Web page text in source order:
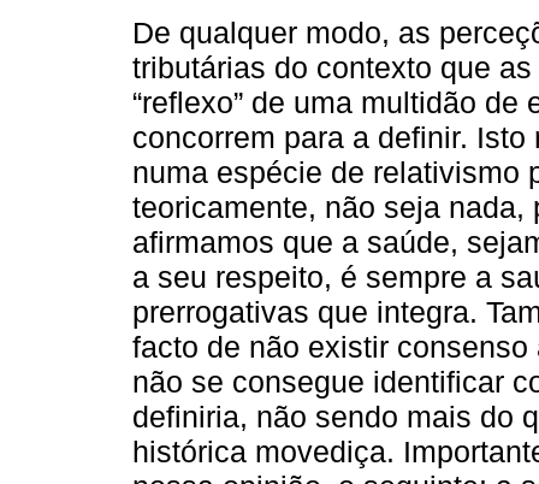
De qualquer modo, as
tributárias do contexto que
“reflexo” de uma multidão
concorrem para a definir.
numa espécie de relativismo
teoricamente, não seja
afirmamos que a saúde,
a seu respeito, é sempre a
prerrogativas que integra.
facto de não existir
não se consegue identificar
definiria, não sendo mais do
histórica movediça.